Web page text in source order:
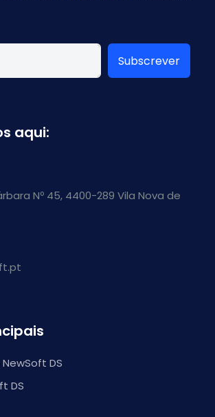
Subscrever
aqui:
Nº 45, 4400-289 Vila Nova de
DS
DS